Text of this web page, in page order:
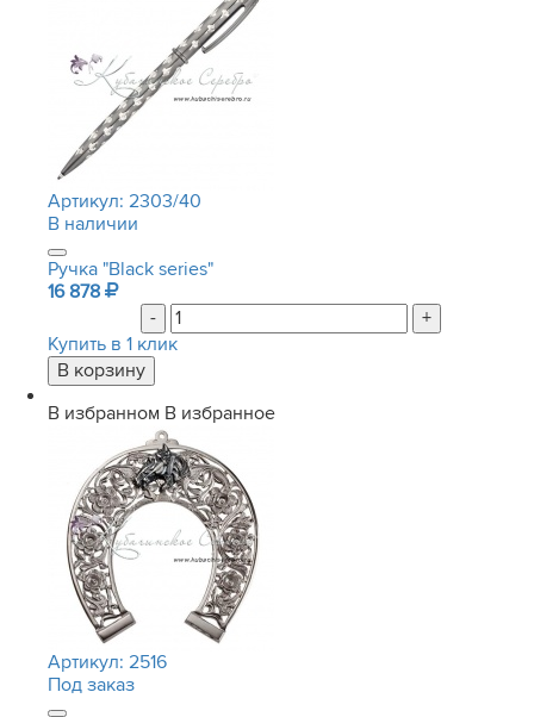
Артикул: 2303/40
В наличии
Ручка "Black series"
16 878
-
+
Купить в 1 клик
В избранном В избранное
Артикул: 2516
Под заказ